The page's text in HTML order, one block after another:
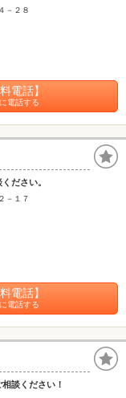
－２８
電話】
電話する
ださい。
－１７
電話】
電話する
談ください！